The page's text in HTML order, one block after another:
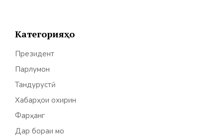
Категорияҳо
Президент
Парлумон
Тандурустӣ
Хабарҳои охирин
Фарҳанг
Дар бораи мо